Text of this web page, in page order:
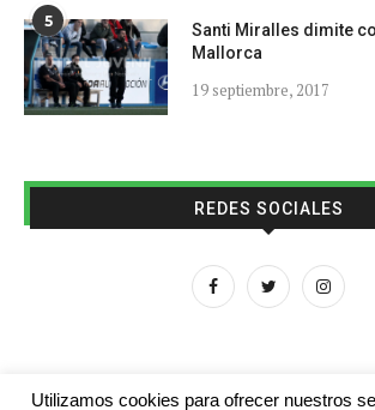
5
Santi Miralles dimite
Mallorca
19 septiembre, 2017
REDES SOCIALES
Utilizamos cookies para ofrecer nuestros